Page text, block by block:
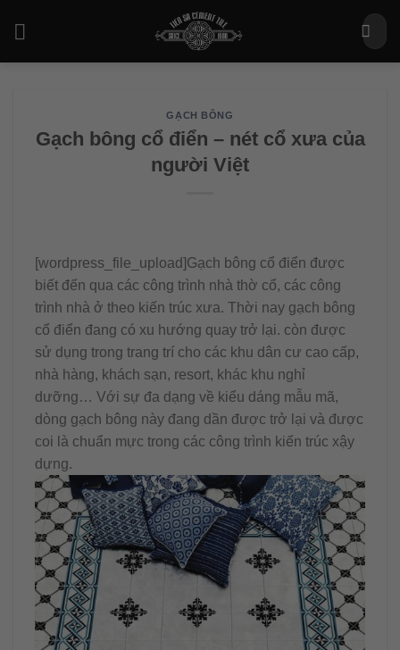
Tìm
kiếm:
GẠCH BÔNG
Gạch bông cổ điển – nét cổ xưa của
người Việt
[wordpress_file_upload]Gạch bông cổ điển được
biết đến qua các công trình nhà thờ cổ, các công
trình nhà ở theo kiến trúc xưa. Thời nay gạch bông
cổ điển đang có xu hướng quay trở lại. còn được
sử dụng trong trang trí cho các khu dân cư cao cấp,
nhà hàng, khách sạn, resort, khác khu nghỉ
dưỡng… Với sự đa dạng về kiểu dáng mẫu mã,
dòng gạch bông này đang dần được trở lại và được
coi là chuẩn mực trong các công trình kiến trúc xậy
dựng.